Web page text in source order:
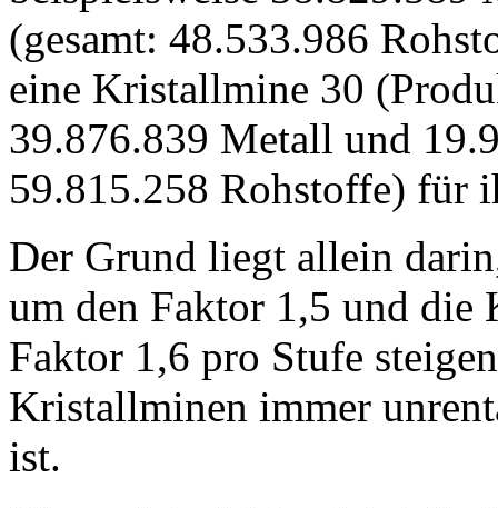
(gesamt: 48.533.986
eine Kristallmine 30
39.876.839 Metall und
59.815.258 Rohstoffe) für
Der Grund liegt allein
um den Faktor 1,5 und die
Faktor 1,6 pro Stufe
Kristallminen immer
ist.